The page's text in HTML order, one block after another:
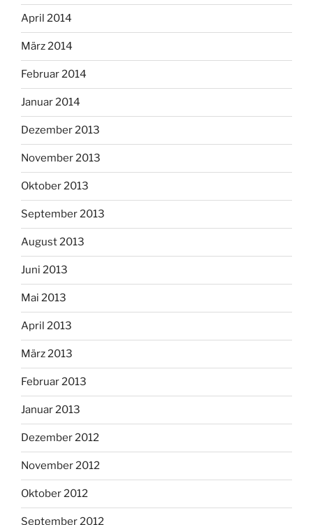
April 2014
März 2014
Februar 2014
Januar 2014
Dezember 2013
November 2013
Oktober 2013
September 2013
August 2013
Juni 2013
Mai 2013
April 2013
März 2013
Februar 2013
Januar 2013
Dezember 2012
November 2012
Oktober 2012
September 2012